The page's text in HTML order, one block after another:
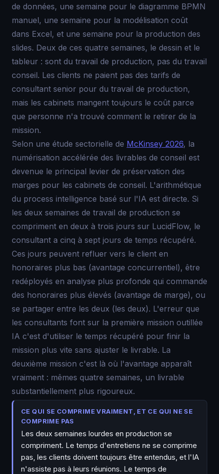
de données, une semaine pour le diagramme BPMN
manuel, une semaine pour la modélisation coût
dans Excel, et une semaine pour la production des
slides. Deux de ces quatre semaines, le dessin et le
tableur : sont du travail de production, pas du travail
conseil. Les clients ne paient pas des tarifs de
consultant senior pour du travail de production,
mais les cabinets mangent toujours le coût parce
que personne n'a trouvé comment le retirer de la
mission.
Selon une étude sectorielle de McKinsey 2026, la
numérisation accélérée des livrables de conseil est
devenue le principal levier de préservation des
marges pour les cabinets de conseil. L'arithmétique
du process intelligence basé sur l'IA est directe. Si
les deux semaines de travail de production se
compriment en deux à trois jours sur LucidFlow, le
consultant a cinq à sept jours de temps récupéré.
Ces jours peuvent refluer vers le client en
honoraires plus bas (avantage concurrentiel), être
redéployés en analyse plus profonde qui commande
des honoraires plus élevés (avantage de marge), ou
se partager entre les deux (les deux). L'erreur que
les consultants font sur la première mission outillée
IA c'est d'utiliser le temps récupéré pour finir la
mission plus vite sans ajuster le livrable. La
deuxième mission c'est là où l'avantage apparaît
vraiment : mêmes quatre semaines, un livrable
substantiellement plus rigoureux.
CE QUI SE COMPRIME VRAIMENT, ET CE QUI NE SE
COMPRIME PAS
Les deux semaines lourdes en production se
compriment. Le temps d'entretiens ne se comprime
pas, les clients doivent toujours être entendus, et l'IA
n'assiste pas à leurs réunions. Le temps de